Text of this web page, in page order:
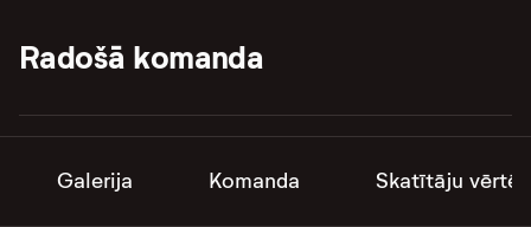
Galerija Komanda Skatītāju
Radošā komanda